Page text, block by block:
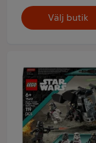
Välj butik